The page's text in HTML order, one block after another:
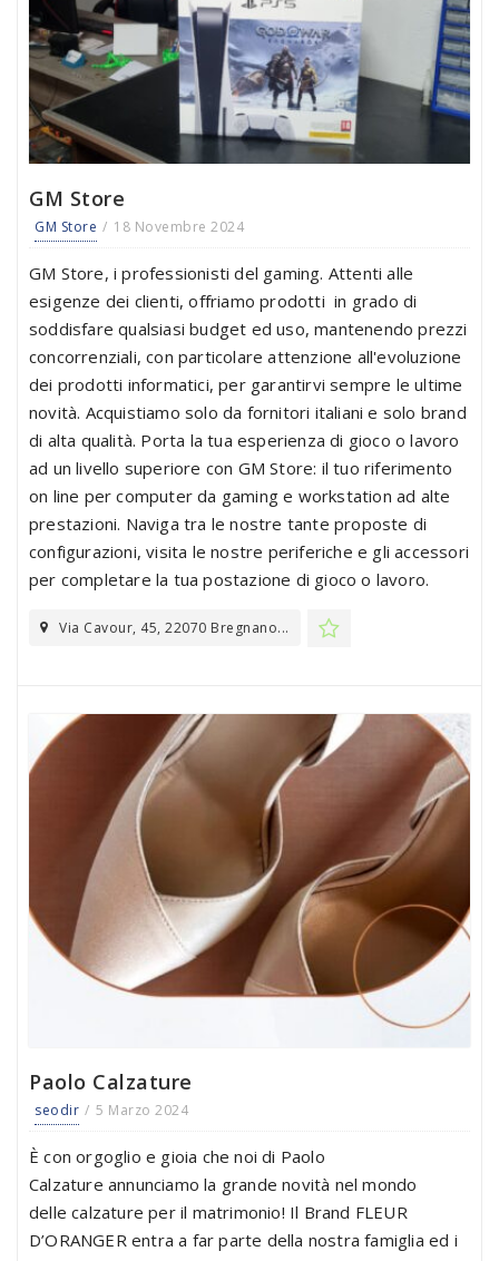
GM Store
GM Store 18 Novembre 2024
GM Store, i professionisti del gaming. Attenti alle
esigenze dei clienti, offriamo prodotti in grado di
soddisfare qualsiasi budget ed uso, mantenendo prezzi
concorrenziali, con particolare attenzione all'evoluzione
dei prodotti informatici, per garantirvi sempre le ultime
novità. Acquistiamo solo da fornitori italiani e solo brand
di alta qualità. Porta la tua esperienza di gioco o lavoro
ad un livello superiore con GM Store: il tuo riferimento
on line per computer da gaming e workstation ad alte
prestazioni. Naviga tra le nostre tante proposte di
configurazioni, visita le nostre periferiche e gli accessori
per completare la tua postazione di gioco o lavoro.
Via Cavour, 45, 22070 Bregnano...
Paolo Calzature
seodir 5 Marzo 2024
È con orgoglio e gioia che noi di Paolo
Calzature annunciamo la grande novità nel mondo
delle calzature per il matrimonio! Il Brand FLEUR
D’ORANGER entra a far parte della nostra famiglia ed i